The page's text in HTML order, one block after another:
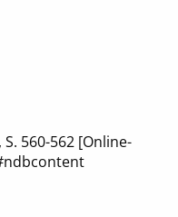
560-562 [Online-